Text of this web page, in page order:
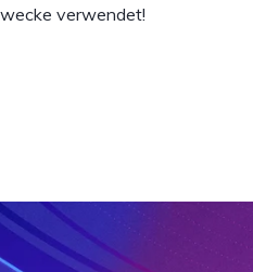
verwendet!